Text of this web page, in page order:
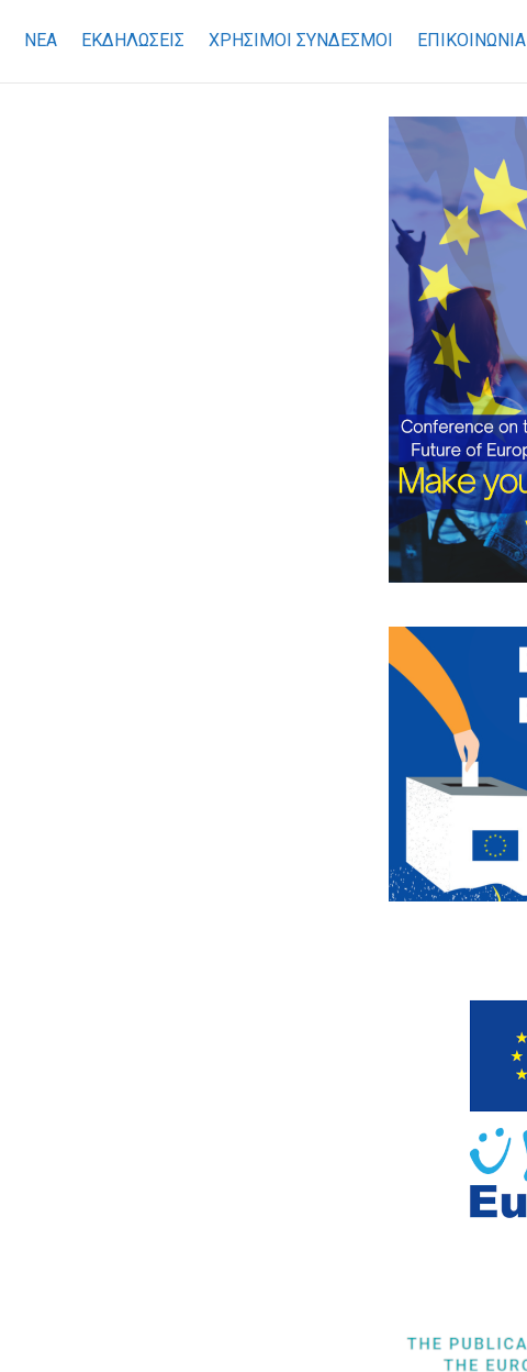
ΝΕΑ ΕΚΔΗΛΩΣΕΙΣ ΧΡΉΣΙΜΟΙ ΣΎΝΔΕΣΜΟΙ ΕΠΙΚΟΙΝΩΝΊΑ